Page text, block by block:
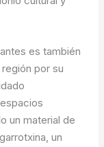
es también
por su
un material de
un